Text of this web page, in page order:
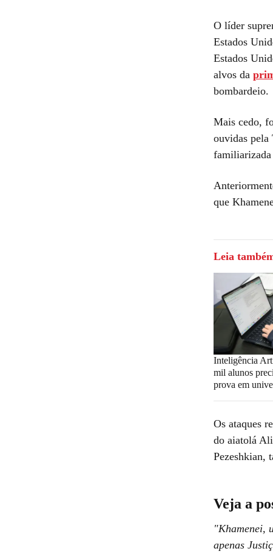
O líder
Estados
Estados
alvos da
bombardeio.
Mais cedo,
ouvidas pela
familiarizada
que
Leia
Inteligência
mil alunos
prova em
Os ataques
do aiatolá
Pezeshkian,
Veja a
"Khamenei,
apenas